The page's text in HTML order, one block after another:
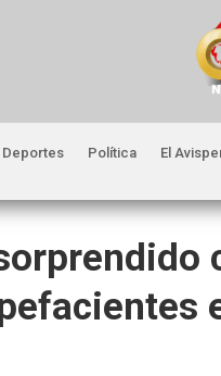
Deportes Política El